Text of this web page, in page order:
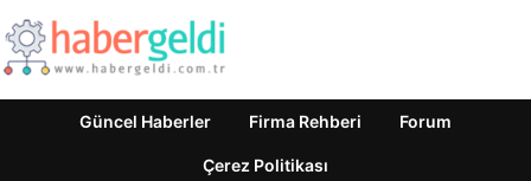
Güncel Haberler Firma Rehberi Forum
Çerez Politikası